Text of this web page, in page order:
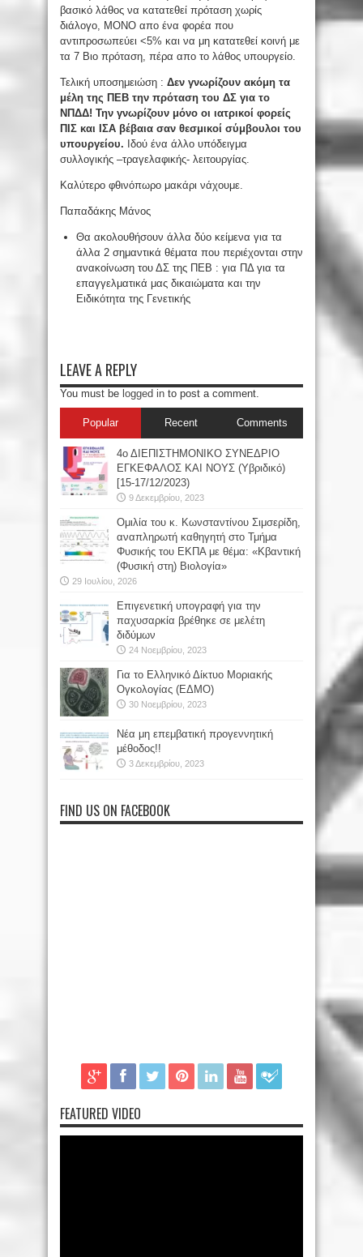
βασικό λάθος να κατατεθεί πρόταση χωρίς
διάλογο, ΜΟΝΟ απο ένα φορέα που
αντιπροσωπεύει <5% και να μη κατατεθεί κοινή με
τα 7 Βιο πρόταση, πέρα απο το λάθος υπουργείο.
Τελική υποσημειώση : Δεν γνωρίζουν ακόμη τα
μέλη της ΠΕΒ την πρόταση του ΔΣ για το
ΝΠΔΔ! Την γνωρίζουν μόνο οι ιατρικοί φορείς
ΠΙΣ και ΙΣΑ βέβαια σαν θεσμικοί σύμβουλοι του
υπουργείου. Ιδού ένα άλλο υπόδειγμα
συλλογικής –τραγελαφικής- λειτουργίας.
Καλύτερο φθινόπωρο μακάρι νάχουμε.
Παπαδάκης Μάνος
Θα ακολουθήσουν άλλα δύο κείμενα για τα
άλλα 2 σημαντικά θέματα που περιέχονται στην
ανακοίνωση του ΔΣ της ΠΕΒ : για ΠΔ για τα
επαγγελματικά μας δικαιώματα και την
Ειδικότητα της Γενετικής
LEAVE A REPLY
You must be logged in to post a comment.
Popular Recent Comments
4ο ΔΙΕΠΙΣΤΗΜΟΝΙΚΟ ΣΥΝΕΔΡΙΟ
ΕΓΚΕΦΑΛΟΣ ΚΑΙ ΝΟΥΣ (Υβριδικό)
[15-17/12/2023)
9 Δεκεμβρίου, 2023
Oμιλία του κ. Κωνσταντίνου Σιμσερίδη,
αναπληρωτή καθηγητή στο Τμήμα
Φυσικής του ΕΚΠΑ με θέμα: «Κβαντική
(Φυσική στη) Βιολογία»
29 Ιουλίου, 2026
Επιγενετική υπογραφή για την
παχυσαρκία βρέθηκε σε μελέτη
διδύμων
24 Νοεμβρίου, 2023
Για το Ελληνικό Δίκτυο Μοριακής
Ογκολογίας (ΕΔΜΟ)
30 Νοεμβρίου, 2023
Νέα μη επεμβατική προγεννητική
μέθοδος!!
3 Δεκεμβρίου, 2023
FIND US ON FACEBOOK
FEATURED VIDEO